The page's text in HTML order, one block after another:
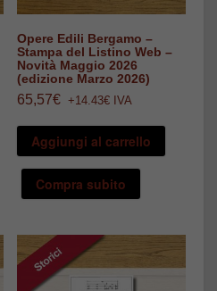
Opere Edili Bergamo –
Stampa del Listino Web –
Novità Maggio 2026
(edizione Marzo 2026)
65,57€ +14.43€ IVA
Aggiungi al carrello
Compra subito